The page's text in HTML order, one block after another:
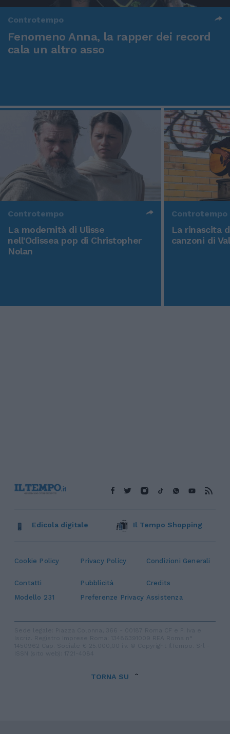
Controtempo
Fenomeno Anna, la rapper dei record
cala un altro asso
Controtempo
La modernità di Ulisse
nell'Odissea pop di Christopher
Nolan
Controtempo
La rinascita
canzoni di
Cookie Policy Privacy Policy Condizioni Generali
Contatti Pubblicità
Credits
Modello 231
Preferenze Privacy Assistenza
Edicola digitale Il Tempo Shopping
TORNA SU